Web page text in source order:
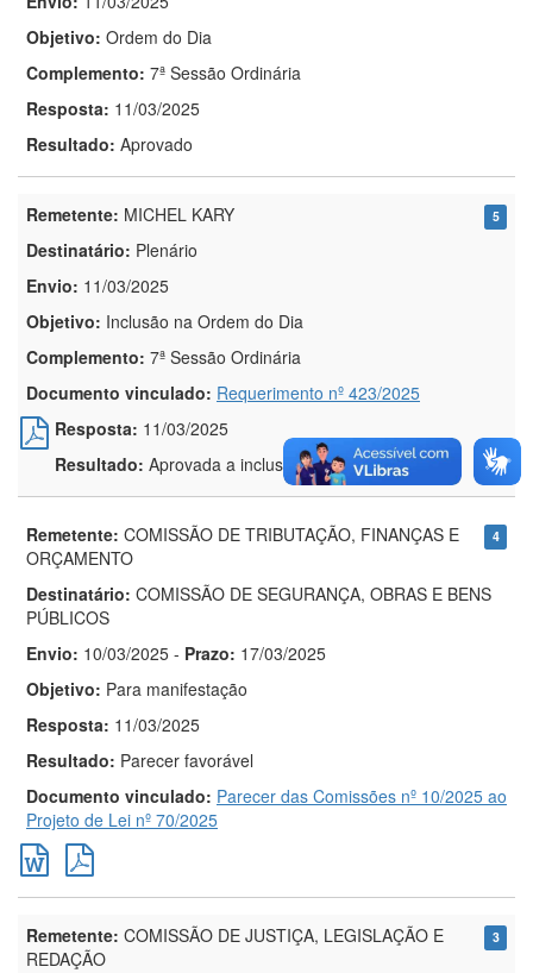
Objetivo: Ordem do Dia
Complemento: 7ª Sessão Ordinária
Resposta: 11/03/2025
Resultado: Aprovado
5
Remetente: MICHEL KARY
Destinatário: Plenário
Envio: 11/03/2025
Objetivo: Inclusão na Ordem do Dia
Complemento: 7ª Sessão Ordinária
Documento vinculado: Requerimento nº 423/2025
Resposta: 11/03/2025
Resultado: Aprovada a inclusão
4
Remetente: COMISSÃO DE TRIBUTAÇÃO, FINANÇAS E
ORÇAMENTO
Destinatário: COMISSÃO DE SEGURANÇA, OBRAS E BENS
PÚBLICOS
Envio: 10/03/2025 - Prazo: 17/03/2025
Objetivo: Para manifestação
Resposta: 11/03/2025
Resultado: Parecer favorável
Documento vinculado: Parecer das Comissões nº 10/2025 ao
Projeto de Lei nº 70/2025
3
Remetente: COMISSÃO DE JUSTIÇA, LEGISLAÇÃO E
REDAÇÃO